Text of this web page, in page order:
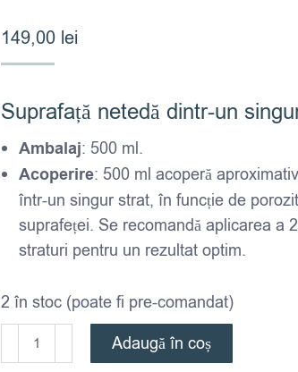
149,00 lei
Suprafață netedă dintr-un
Fusion Mineral Paint – CUREiously Pink
Ambalaj: 500 ml.
Acoperire: 500 ml acoperă
într-un singur strat, în funcție de
suprafeței. Se recomandă aplicarea a 2
straturi pentru un rezultat optim.
2 în stoc (poate fi pre-comandat)
Cantitate
Fusion
Adaugă în coș